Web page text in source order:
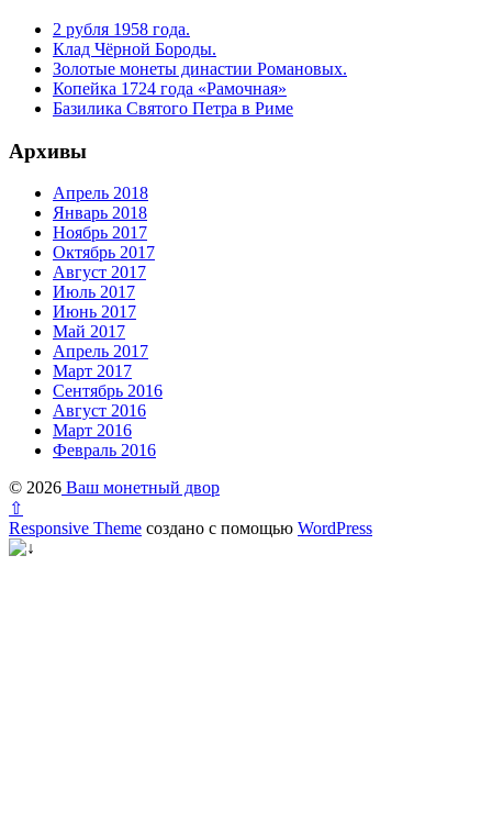
2 рубля 1958 года.
Клад Чёрной Бороды.
Золотые монеты династии Романовых.
Копейка 1724 года «Рамочная»
Базилика Святого Петра в Риме
Архивы
Апрель 2018
Январь 2018
Ноябрь 2017
Октябрь 2017
Август 2017
Июль 2017
Июнь 2017
Май 2017
Апрель 2017
Март 2017
Сентябрь 2016
Август 2016
Март 2016
Февраль 2016
© 2026 Ваш монетный двор
⇧
Responsive Theme создано с помощью WordPress